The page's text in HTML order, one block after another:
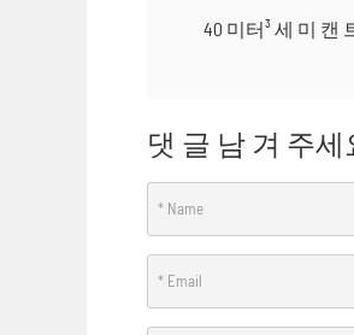
40 미터³ 세 미 캔
댓 글 남 겨 주세